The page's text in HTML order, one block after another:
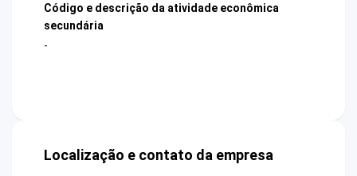
Código e descrição da atividade econômica
secundária
-
Localização e contato da empresa